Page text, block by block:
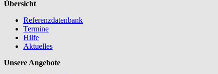
Übersicht
Referenzdatenbank
Termine
Hilfe
Aktuelles
Unsere Angebote